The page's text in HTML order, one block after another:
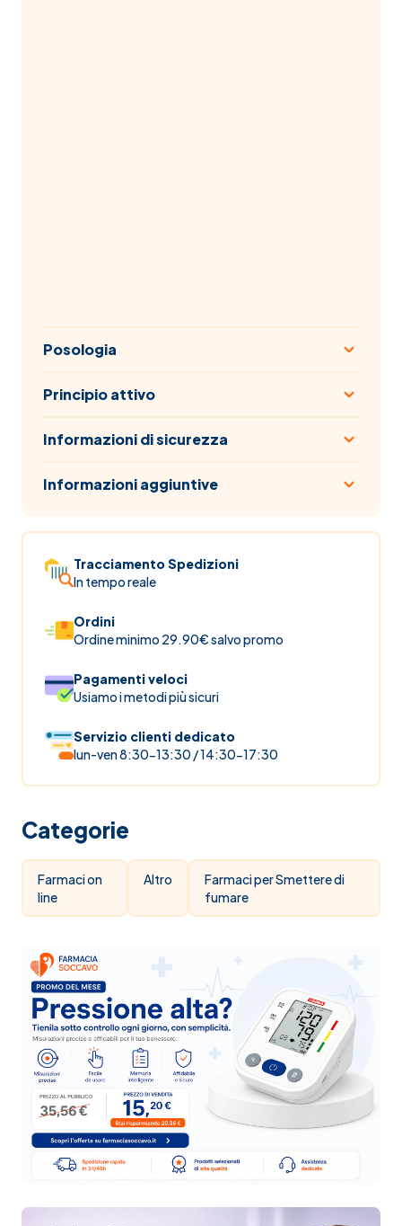
Posologia
Principio attivo
Informazioni di sicurezza
Informazioni aggiuntive
Tracciamento Spedizioni
In tempo reale
Ordini
Ordine minimo 29.90€ salvo promo
Pagamenti veloci
Usiamo i metodi più sicuri
Servizio clienti dedicato
lun-ven 8:30-13:30 / 14:30-17:30
Categorie
Farmaci on
line
Altro
Farmaci per Smettere di
fumare